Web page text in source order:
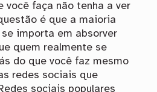
você faça não tenha a ver
é que a maioria
importa em absorver
quem realmente se
do que você faz mesmo
redes sociais que
sociais populares